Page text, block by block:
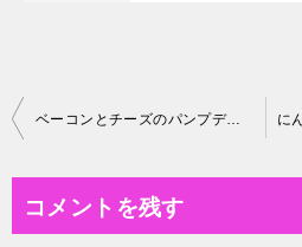
投
ビ
ベーコンとチーズのパンプディング 簡単レシピ
コメントを残す